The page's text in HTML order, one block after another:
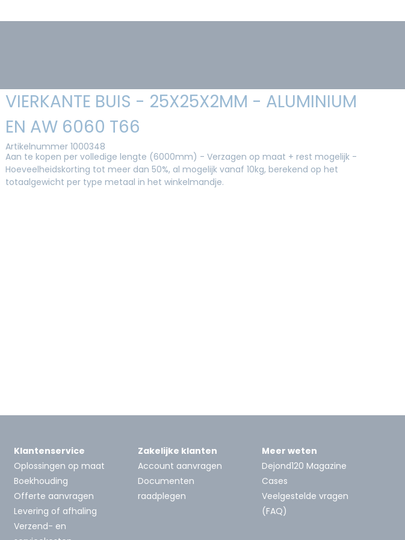
VIERKANTE BUIS - 25X25X2MM - ALUMINIUM
EN AW 6060 T66
Artikelnummer 1000348
Aan te kopen per volledige lengte (6000mm) - Verzagen op maat + rest mogelijk -
Hoeveelheidskorting tot meer dan 50%, al mogelijk vanaf 10kg, berekend op het
totaalgewicht per type metaal in het winkelmandje.
Klantenservice
Oplossingen op maat
Boekhouding
Offerte aanvragen
Levering of afhaling
Verzend- en
Zakelijke klanten
Account aanvragen
Documenten
raadplegen
Meer weten
Dejond120 Magazine
Cases
Veelgestelde vragen
(FAQ)